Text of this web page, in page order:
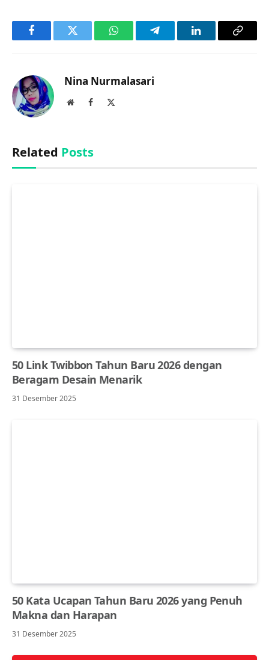
FacebookTwitter WhatsAppTelegramLinkedInCopy
Nina Nurmalasari
WebsiteFacebook
Related Posts
50 Link Twibbon Tahun Baru 2026 dengan
Beragam Desain Menarik
31 Desember 2025
50 Kata Ucapan Tahun Baru 2026 yang Penuh
Makna dan Harapan
31 Desember 2025